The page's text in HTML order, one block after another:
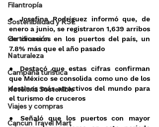
Filantropía
Sostenibilidad y RSE
Certificación
Naturaleza
Campaña turística
Hotelería Sostenible
Viajes y compras
Cancun Travel Mart
● Josefina Rodríguez informó que, de
enero a junio, se registraron 1,639 arribos
de cruceros en los puertos del país, un
7.8% más que el año pasado
● Destacó que estas cifras confirman
que México se consolida como uno de los
destinos más atractivos del mundo para
el turismo de cruceros
● Señaló que los puertos con mayor